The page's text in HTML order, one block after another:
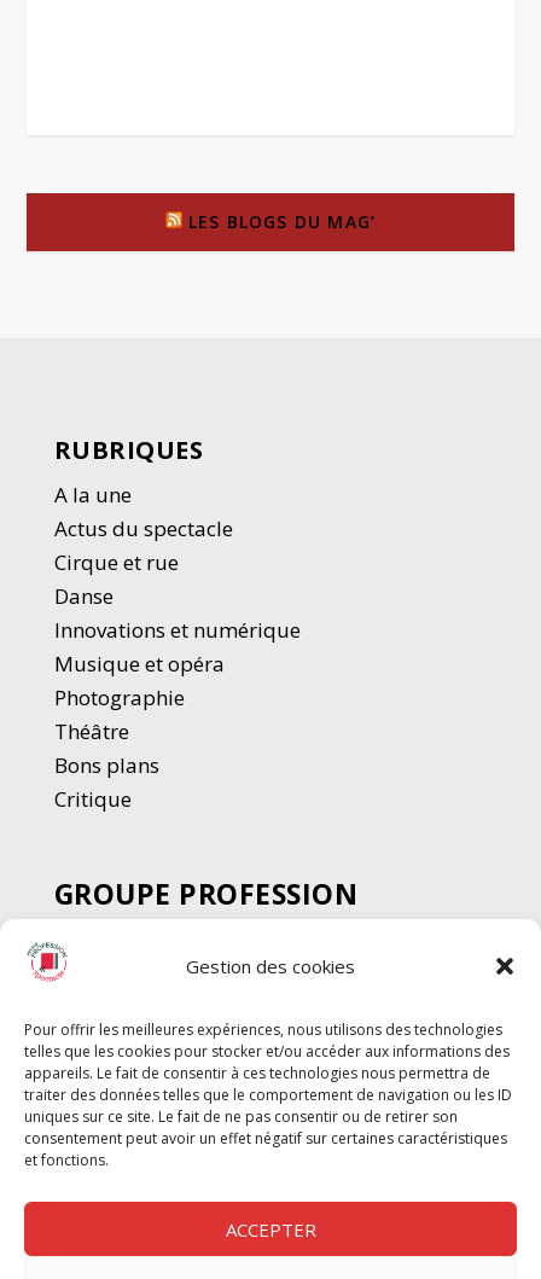
Gestion des cookies
Pour offrir les meilleures expériences, nous utilisons des technologies
telles que les cookies pour stocker et/ou accéder aux informations des
appareils. Le fait de consentir à ces technologies nous permettra de
traiter des données telles que le comportement de navigation ou les ID
uniques sur ce site. Le fait de ne pas consentir ou de retirer son
consentement peut avoir un effet négatif sur certaines caractéristiques
et fonctions.
ACCEPTER
LES BLOGS DU MAG’
RUBRIQUES
A la une
Actus du spectacle
Cirque et rue
Danse
Innovations et numérique
Musique et opéra
Photographie
Théâtre
Bons plans
Critique
GROUPE PROFESSION
SPECTACLE
Chèque Intermittents
Chèque Compta
Chèque Emploi Spectacle
G-Pods
Profession Audio-visuel